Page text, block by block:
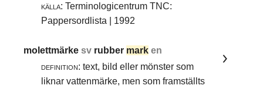
källa: Terminologicentrum TNC:
Pappersordlista | 1992
molettmärkesv rubber mark en
definition: text, bild eller mönster som
liknar vattenmärke, men som framställts